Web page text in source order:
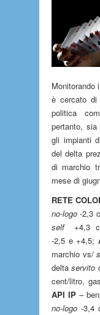
Monitorando
è cercato di
politica
pertanto,
gli impianti
del delta
di marchio
mese di
RETE
no-logo -2,3
self+4,3
-2,5 e +4,5;
marchio vs/
delta servito
cent/litro,
API IP –
no-logo -3,4